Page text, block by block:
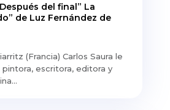
del final” La
de Luz Fernández de
(Francia) Carlos Saura le
pintora, escritora, editora y